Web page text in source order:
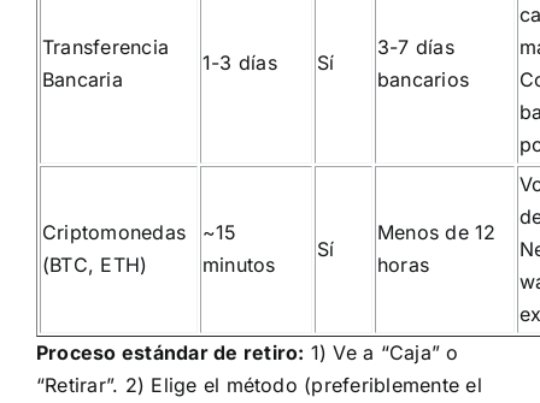
Transferencia
Bancaria
1-3 días Sí
3-7 días
bancarios
Criptomonedas
(BTC, ETH)
~15
minutos
Sí
Menos de 12
horas
Proceso estándar de retiro: 1) Ve a “Caja” o
“Retirar”. 2) Elige el método (preferiblemente el